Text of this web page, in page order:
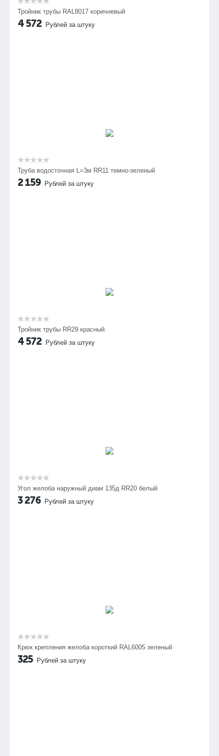
Тройник трубы RAL8017 коричневый
4 572 Рублей за штуку
Труба водосточная L=3м RR11 темно-зеленый
2 159 Рублей за штуку
Тройник трубы RR29 красный
4 572 Рублей за штуку
Угол желоба наружный диам 135д RR20 белый
3 276 Рублей за штуку
Крюк крепления желоба короткий RAL6005 зеленый
325 Рублей за штуку